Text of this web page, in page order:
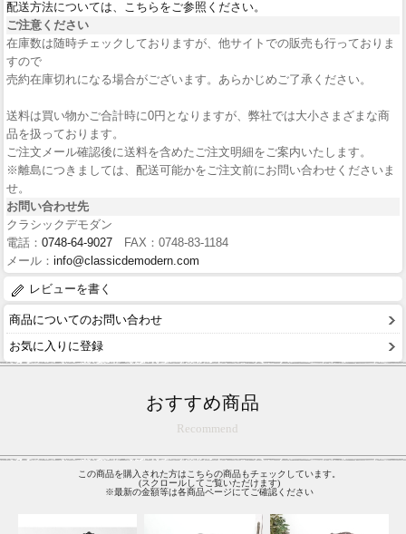
配送方法については、こちらをご参照ください。
ご注意ください
在庫数は随時チェックしておりますが、他サイトでの販売も行っておりま
すので
売約在庫切れになる場合がございます。あらかじめご了承ください。
送料は買い物かご合計時に0円となりますが、弊社では大小さまざまな商
品を扱っております。
ご注文メール確認後に送料を含めたご注文明細をご案内いたします。
※離島につきましては、配送可能かをご注文前にお問い合わせくださいま
せ。
お問い合わせ先
クラシックデモダン
電話： 0748-64-9027 FAX：0748-83-1184
メール： info@classicdemodern.com
レビューを書く
商品についてのお問い合わせ
お気に入りに登録
おすすめ商品
Recommend
この商品を購入された方はこちらの商品もチェックしています。
(スクロールしてご覧いただけます)
※最新の金額等は各商品ページにてご確認ください